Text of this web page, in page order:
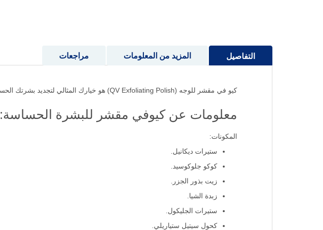
التفاصيل
كيو في مقشر للوجه (QV Exfoliating Polish) هو خيارك المثالي لتجديد بشرتك الحساسة واستعادة نضارتها الطبيعية.
معلومات عن كيوفي مقشر للبشرة الحساسة:
المكونات:
ستيرات ديكانيل.
كوكو جلوكوسيد.
زيت بذور الجزر.
زبدة الشيا.
ستيرات الجليكول.
كحول سيتيل ستياريلي.
المزيد من المعلومات مراجعات